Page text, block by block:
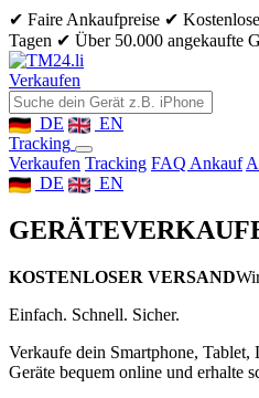
✔ Faire Ankaufpreise ✔
Tagen ✔ Über 50.000 angekaufte
Verkaufen
DE
EN
Tracking
Verkaufen Tracking FAQ Ankauf
DE
EN
GERÄTE
KOSTENLOSER VERSAND
Einfach. Schnell. Sicher.
Verkaufe dein Smartphone, Tablet,
Geräte bequem online und erhalte